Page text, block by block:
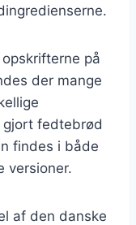
på
der mange
gjort fedtebrød
findes i både
versioner.
af den danske